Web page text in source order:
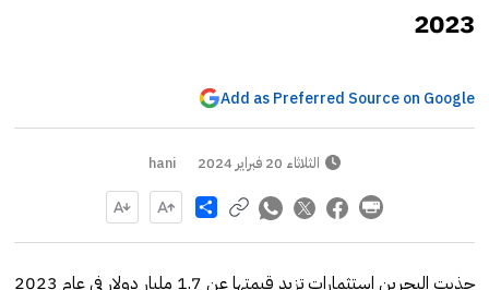
2023
Add as Preferred Source on Google
الثلاثاء 20 فبراير 2024 hani
Share
جذبت البحرين استثمارات تزيد قيمتها عن 1.7 مليار دولار في عام 2023